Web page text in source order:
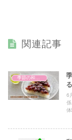
関連記事
季節の和菓子
6
体